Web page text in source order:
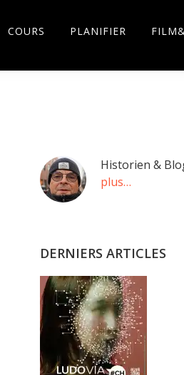
COURS PLANIFIER
Barre
latérale
Historien &
plus…
DERNIERS ARTICLES